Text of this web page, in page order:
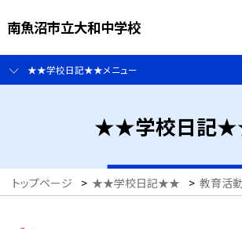
南魚沼市立大和中学校
★★学校日記★★メニュー
★★学校日記
トップページ > ★★学校日記★★ > 教育活